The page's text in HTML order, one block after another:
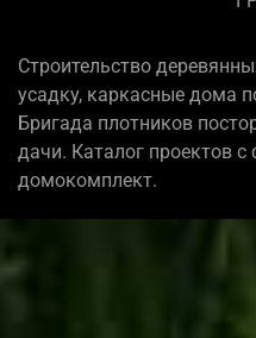
Строительство
усадку, каркасные дома
Бригада плотников
дачи. Каталог проектов
домокомплект.